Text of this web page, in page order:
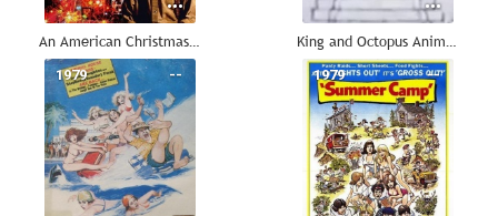
An American Christmas Carol King and Octopus Animation
--
1979 --
1979